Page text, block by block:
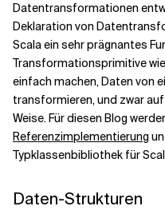
Datentransformationen
Deklaration von
Scala ein sehr prägnantes
Transformationsprimitive
einfach machen, Daten von
transformieren, und zwar
Weise. Für diesen Blog
Referenzimplementierung
Typklassenbibliothek für
Daten-Strukturen